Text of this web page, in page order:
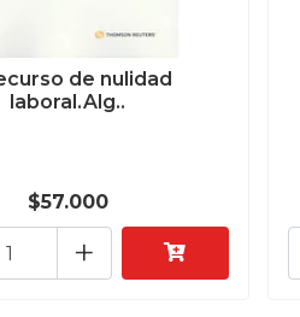
de nulidad
laboral.Alg..
$57.000
+